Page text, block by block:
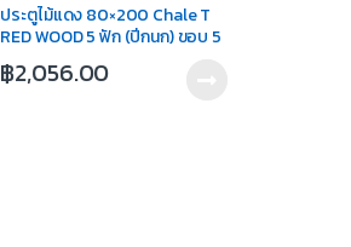
ประตูไม้แดง 80×200 Chale T
RED WOOD 5 ฟัก (ปีกนก) ขอบ 5
฿2,056.00